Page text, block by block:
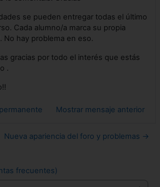
se pueden entregar todas el último
Cada alumno/a marca su propia
No hay problema en eso.
gracias por todo el interés que estás
.
Mostrar mensaje anterior
Nueva apariencia del foro y problemas →
frecuentes)